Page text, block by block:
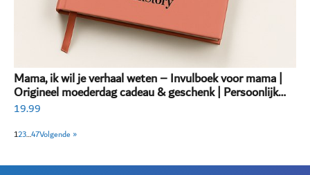
Mama, ik wil je verhaal weten – Invulboek voor mama |
Origineel moederdag cadeau & geschenk | Persoonlijk
invulboek volwassenen
19.99
123…47Volgende »